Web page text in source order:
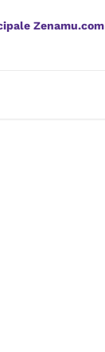
Zenamu.com